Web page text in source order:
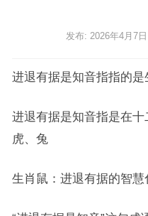
发布: 2026年4月7日
进退有据是知音指指的
进退有据是知音指是在十
虎、兔
生肖鼠：进退有据的智慧